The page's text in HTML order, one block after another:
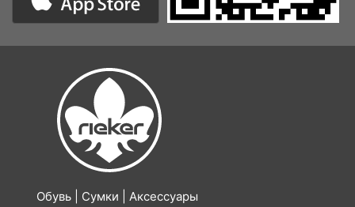
Обувь | Сумки | Аксессуары